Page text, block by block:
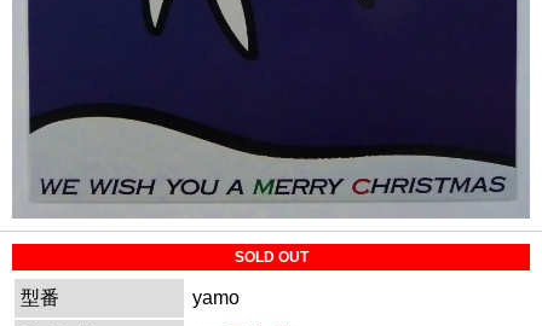
SOLD OUT
型番
yamo